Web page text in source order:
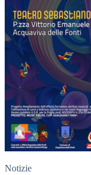
Notizie